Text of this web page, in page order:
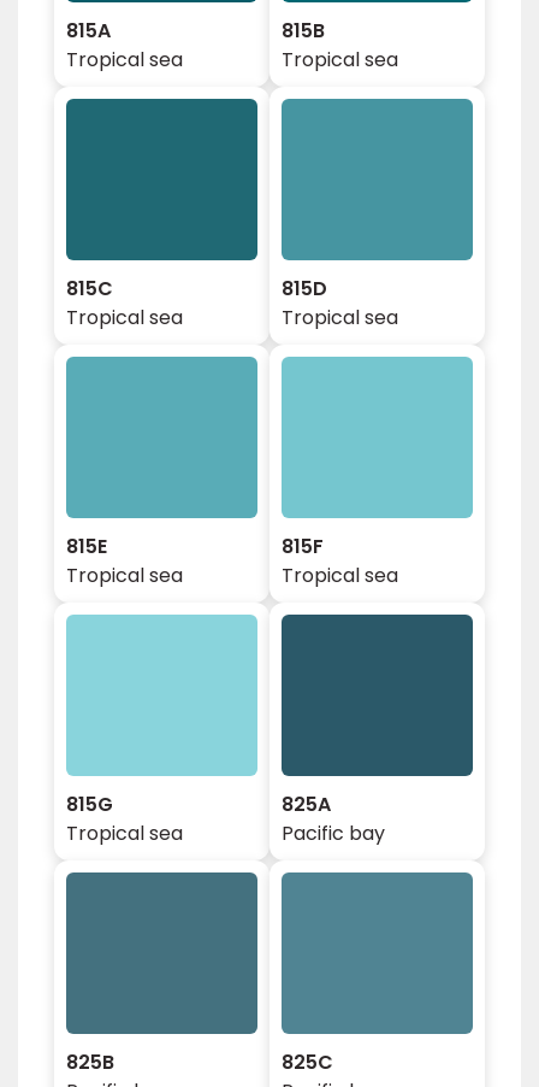
815A
Tropical sea
815B
Tropical sea
815C
Tropical sea
815D
Tropical sea
815E
Tropical sea
815F
Tropical sea
815G
Tropical sea
825A
Pacific bay
825B
825C